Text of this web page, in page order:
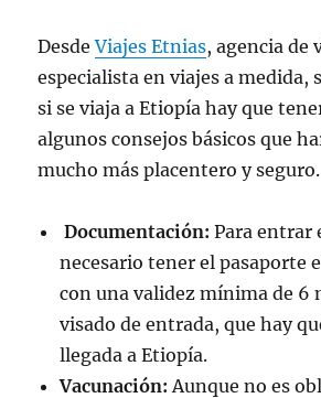
DesdeViajes Etnias, agencia de
especialista en viajes a medida,
si se viaja a Etiopía hay que
algunos consejos básicos que
mucho más placentero y seguro.
Documentación: Para entrar
necesario tener el pasaporte
con una validez mínima de 6
visado de entrada, que hay
llegada a Etiopía.
Vacunación: Aunque no es